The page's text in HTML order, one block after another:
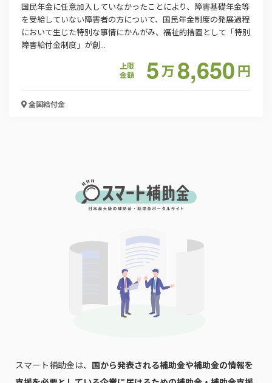
国民年金に任意加入していなかったことにより、障害基礎年金等
を受給していない障害者の方について、国民年金制度の発展過程
において生じた特別な事情にかんがみ、福祉的措置として「特別
障害給付金制度」が創...
上限
金額
5万8,650円
全国給付金
スマート補助金は、 国から発表される補助金や補助金の情報を